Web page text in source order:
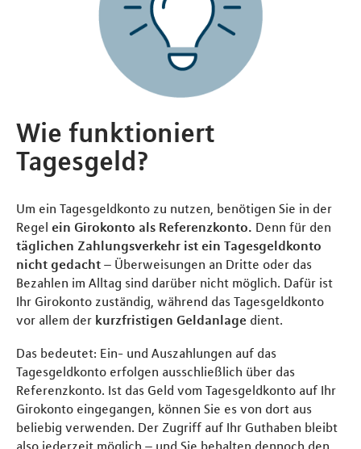
Wie funktioniert
Tagesgeld?
Um ein Tagesgeldkonto zu nutzen, benötigen Sie in der
Regel ein Girokonto als Referenzkonto. Denn für den
täglichen Zahlungsverkehr ist ein Tagesgeldkonto
nicht gedacht – Überweisungen an Dritte oder das
Bezahlen im Alltag sind darüber nicht möglich. Dafür ist
Ihr Girokonto zuständig, während das Tagesgeldkonto
vor allem der kurzfristigen Geldanlage dient.
Das bedeutet: Ein- und Auszahlungen auf das
Tagesgeldkonto erfolgen ausschließlich über das
Referenzkonto. Ist das Geld vom Tagesgeldkonto auf Ihr
Girokonto eingegangen, können Sie es von dort aus
beliebig verwenden. Der Zugriff auf Ihr Guthaben bleibt
also jederzeit möglich – und Sie behalten dennoch den